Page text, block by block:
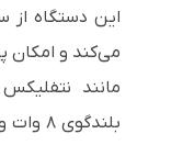
می‌کند و
مانند